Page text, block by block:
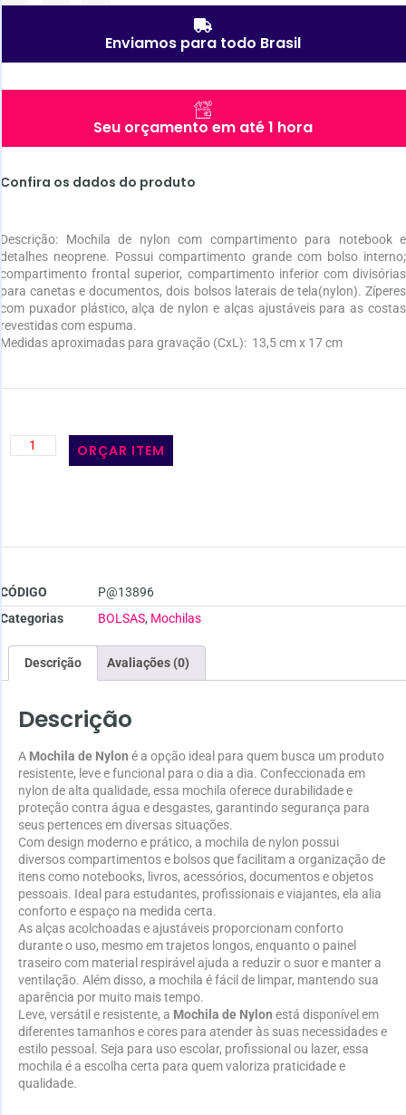
Enviamos para todo Brasil
Seu orçamento em até 1 hora
Confira os dados do produto
Descrição: Mochila de nylon com compartimento para notebook e
detalhes neoprene. Possui compartimento grande com bolso interno;
compartimento frontal superior, compartimento inferior com divisórias
para canetas e documentos, dois bolsos laterais de tela(nylon). Zíperes
com puxador plástico, alça de nylon e alças ajustáveis para as costas
revestidas com espuma.
Medidas aproximadas para gravação (CxL): 13,5 cm x 17 cm
ORÇAR ITEM
CÓDIGO
P@13896
Categorias
BOLSAS, Mochilas
Descrição Avaliações (0)
Descrição
A Mochila de Nylon é a opção ideal para quem busca um produto
resistente, leve e funcional para o dia a dia. Confeccionada em
nylon de alta qualidade, essa mochila oferece durabilidade e
proteção contra água e desgastes, garantindo segurança para
seus pertences em diversas situações.
Com design moderno e prático, a mochila de nylon possui
diversos compartimentos e bolsos que facilitam a organização de
itens como notebooks, livros, acessórios, documentos e objetos
pessoais. Ideal para estudantes, profissionais e viajantes, ela alia
conforto e espaço na medida certa.
As alças acolchoadas e ajustáveis proporcionam conforto
durante o uso, mesmo em trajetos longos, enquanto o painel
traseiro com material respirável ajuda a reduzir o suor e manter a
ventilação. Além disso, a mochila é fácil de limpar, mantendo sua
aparência por muito mais tempo.
Leve, versátil e resistente, a Mochila de Nylon está disponível em
diferentes tamanhos e cores para atender às suas necessidades e
estilo pessoal. Seja para uso escolar, profissional ou lazer, essa
mochila é a escolha certa para quem valoriza praticidade e
qualidade.